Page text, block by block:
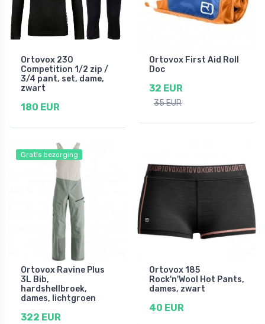
Ortovox 230
Competition 1/2 zip /
3/4 pant, set, dame,
zwart
180 EUR
Ortovox First Aid Roll
Doc
32 EUR
35 EUR
Gratis bezorging
Ortovox Ravine Plus
3L Bib,
hardshellbroek,
dames, lichtgroen
322 EUR
Ortovox 185
Rock'n'Wool Hot Pants,
dames, zwart
40 EUR